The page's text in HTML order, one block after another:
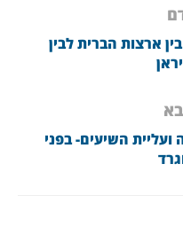
ארצות הברית לבין
השיעים- בפני